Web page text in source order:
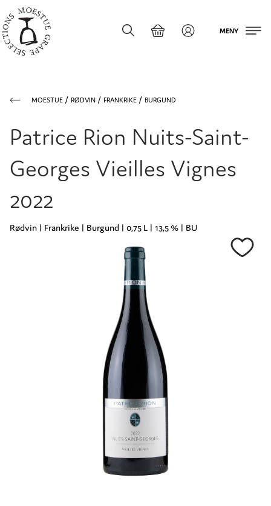
MENY
MOESTUE RØDVIN FRANKRIKE BURGUND
Patrice Rion Nuits-Saint-
Georges Vieilles Vignes
2022
Rødvin | Frankrike | Burgund | 0,75 L | 13,5 % | BU